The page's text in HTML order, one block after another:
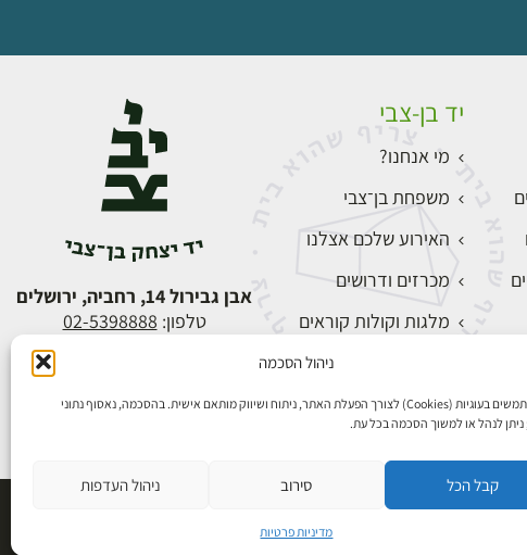
ניהול הסכמה
אנו משתמשים בעוגיות (Cookies) לצורך הפעלת האתר, ניתוח ושיווק מותאם אישית. בהסכמה, נאסוף נתוני
ניתן לנהל או למשוך הסכמה בכל עת.
קבל הכל סירוב ניהול העדפות
מדיניות פרטיות
יד בן-צבי
מי אנחנו?
משפחת בן־צבי
האירוע שלכם אצלנו
מכרזים ודרושים
מלגות וקולות קוראים
התחברות
אבן גבירול 14, רחביה, ירושלים
טלפון: 02-5398888